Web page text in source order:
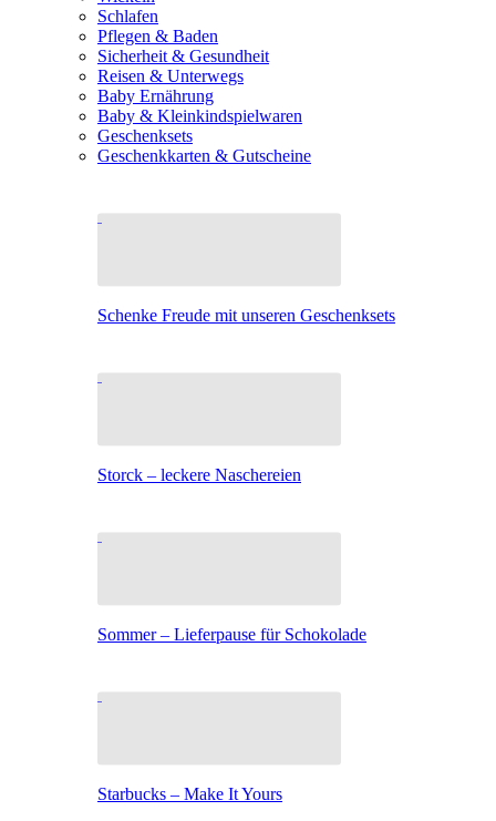
Schlafen
Pflegen & Baden
Sicherheit & Gesundheit
Reisen & Unterwegs
Baby Ernährung
Baby & Kleinkindspielwaren
Geschenksets
Geschenkkarten & Gutscheine
Schenke Freude mit unseren Geschenksets
Storck – leckere Naschereien
Sommer – Lieferpause für Schokolade
Starbucks – Make It Yours